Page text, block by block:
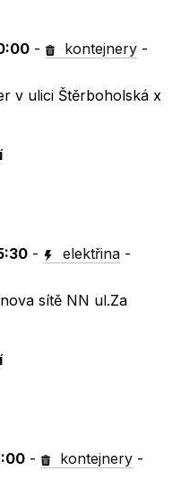
- kontejnery -
v ulici Štěrboholská x
- elektřina -
sítě NN ul.Za
- kontejnery -